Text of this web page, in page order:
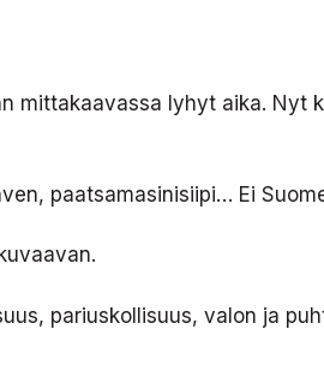
mittakaavassa lyhyt aika. Nyt
paatsamasinisiipi… Ei
pariuskollisuus, valon ja